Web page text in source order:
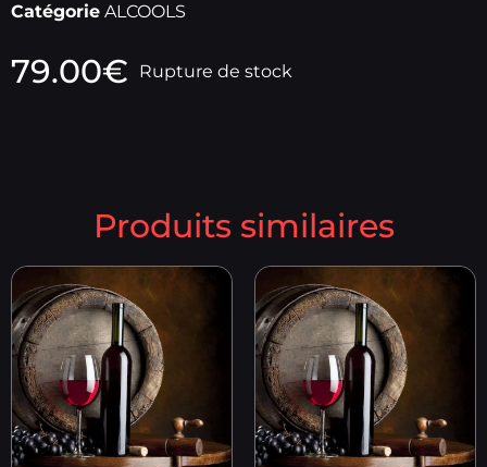
Catégorie ALCOOLS
79.00€ Rupture de stock
Produits similaires